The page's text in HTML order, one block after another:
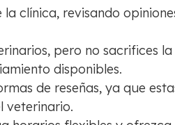
clínica, revisando
pero no sacrifices
disponibles.
de reseñas, ya que
veterinario.